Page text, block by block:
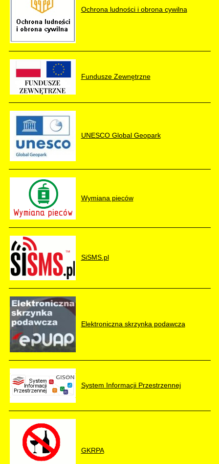
Ochrona ludności i obrona cywilna
Fundusze Zewnętrzne
UNESCO Global Geopark
Wymiana pieców
SiSMS.pl
Elektroniczna skrzynka podawcza
System Informacji Przestrzennej
GKRPA